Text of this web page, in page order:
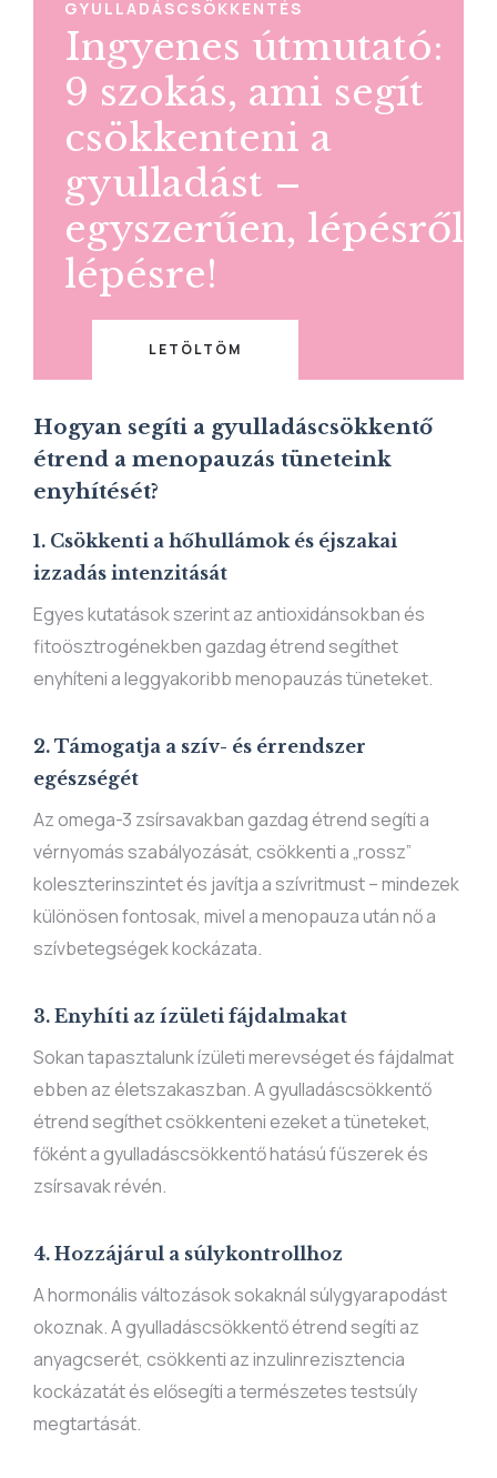
GYULLADÁSCSÖKKENTÉS
Ingyenes útmutató:
9 szokás, ami segít
csökkenteni a
gyulladást –
egyszerűen, lépésről
lépésre!
LETÖLTÖM
Hogyan segíti a gyulladáscsökkentő
étrend a menopauzás tüneteink
enyhítését?
1. Csökkenti a hőhullámok és éjszakai
izzadás intenzitását
Egyes kutatások szerint az antioxidánsokban és
fitoösztrogénekben gazdag étrend segíthet
enyhíteni a leggyakoribb menopauzás tüneteket.
2. Támogatja a szív- és érrendszer
egészségét
Az omega-3 zsírsavakban gazdag étrend segíti a
vérnyomás szabályozását, csökkenti a „rossz”
koleszterinszintet és javítja a szívritmust – mindezek
különösen fontosak, mivel a menopauza után nő a
szívbetegségek kockázata.
3. Enyhíti az ízületi fájdalmakat
Sokan tapasztalunk ízületi merevséget és fájdalmat
ebben az életszakaszban. A gyulladáscsökkentő
étrend segíthet csökkenteni ezeket a tüneteket,
főként a gyulladáscsökkentő hatású fűszerek és
zsírsavak révén.
4. Hozzájárul a súlykontrollhoz
A hormonális változások sokaknál súlygyarapodást
okoznak. A gyulladáscsökkentő étrend segíti az
anyagcserét, csökkenti az inzulinrezisztencia
kockázatát és elősegíti a természetes testsúly
megtartását.